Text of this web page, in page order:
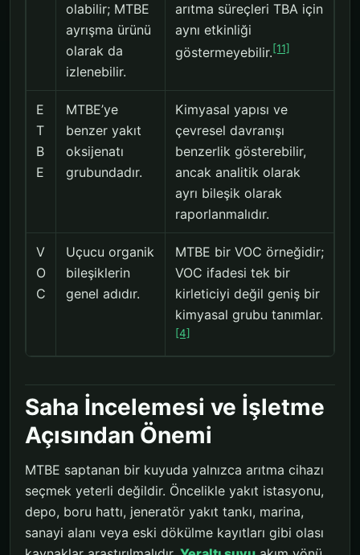
olabilir; MTBE
ayrışma ürünü
olarak da
izlenebilir.
arıtma süreçleri TBA için
aynı etkinliği
göstermeyebilir.[11]
E
T
B
E
MTBE’ye
benzer yakıt
oksijenatı
grubundadır.
Kimyasal yapısı ve
çevresel davranışı
benzerlik gösterebilir,
ancak analitik olarak
ayrı bileşik olarak
raporlanmalıdır.
V
O
C
Uçucu organik
bileşiklerin
genel adıdır.
MTBE bir VOC örneğidir;
VOC ifadesi tek bir
kirleticiyi değil geniş bir
kimyasal grubu tanımlar.
[4]
Saha İncelemesi ve İşletme
Açısından Önemi
MTBE saptanan bir kuyuda yalnızca arıtma cihazı
seçmek yeterli değildir. Öncelikle yakıt istasyonu,
depo, boru hattı, jeneratör yakıt tankı, marina,
sanayi alanı veya eski dökülme kayıtları gibi olası